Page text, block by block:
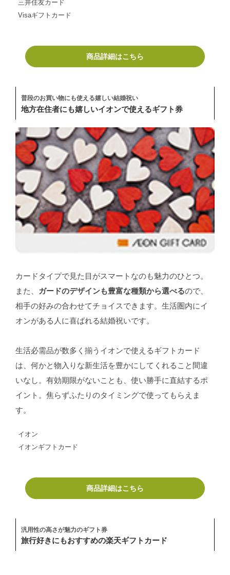
三井住友カード
Visaギフトカード
商品詳細はこちら
普段のお買い物にも使える嬉しい結婚祝い
地方在住者にも嬉しいイオンで使えるギフト券
カードタイプで見た目がスマートなのも魅力のひとつ。
また、 ガードのデザインも豊富な種類から選べるので、
相手の好みの合わせてチョイスできます。生活圏内にイ
オンがある人に喜ばれる結婚祝いです。
生活必需品が数多く揃うイオンで使えるギフトカード
は、何かと物入りな新生活を豊かにしてくれること間違
いなし。有効期限がないことも、使い勝手に直結するポ
イント。焦らずふたりのタイミングで使ってもらえま
す。
イオン
イオンギフトカード
商品詳細はこちら
汎用性の高さが魅力のギフト券
旅行好きにもおすすめの楽天ギフトカード